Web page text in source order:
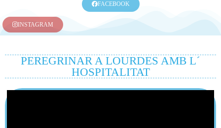
FACEBOOK
INSTAGRAM
PEREGRINAR A LOURDES AMB L´
HOSPITALITAT